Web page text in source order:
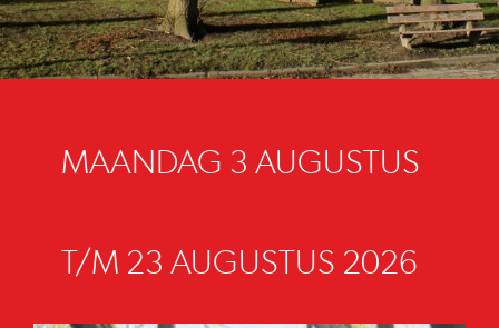
MAANDAG 3 AUGUSTUS
T/M 23 AUGUSTUS 2026